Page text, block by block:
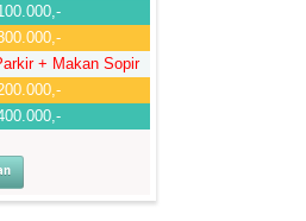
+ Makan Sopir